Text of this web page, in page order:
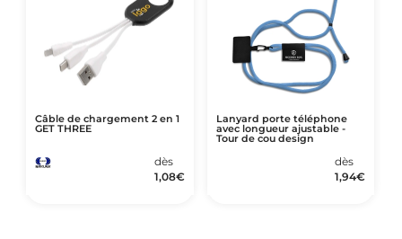
Câble de chargement 2 en 1
GET THREE
dès
1,08€
Lanyard porte téléphone
avec longueur ajustable -
Tour de cou design
dès
1,94€